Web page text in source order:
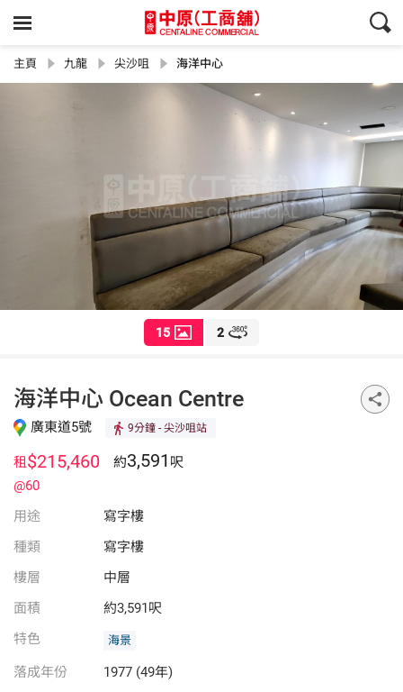
主頁 九龍 尖沙咀 海洋中心
15 2
海洋中心 Ocean Centre
廣東道5號 9分鐘 - 尖沙咀站
租$215,460
@60
約3,591 呎
用途
寫字樓
種類
寫字樓
樓層
中層
面積
約3,591呎
特色
海景
落成年份
1977 (49年)